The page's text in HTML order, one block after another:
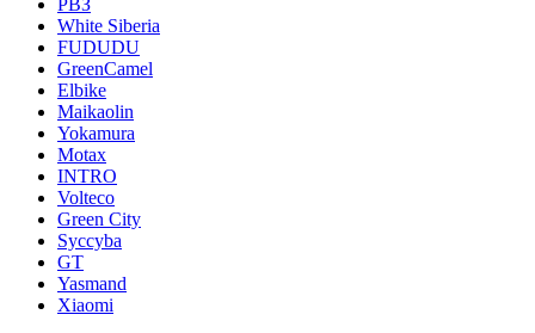
White Siberia
FUDUDU
GreenCamel
Elbike
Maikaolin
Yokamura
Motax
INTRO
Volteco
Green City
Syccyba
GT
Yasmand
Xiaomi